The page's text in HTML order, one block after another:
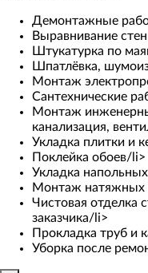
Демонтажные
Выравнивание
Штукатурка по
Шпатлёвка,
Монтаж
Сантехнические
Монтаж
канализация,
Укладка плитки и
Поклейка обоев/li>
Укладка
Монтаж натяжных
Чистовая отделка
заказчика/li>
Прокладка труб и
Уборка после